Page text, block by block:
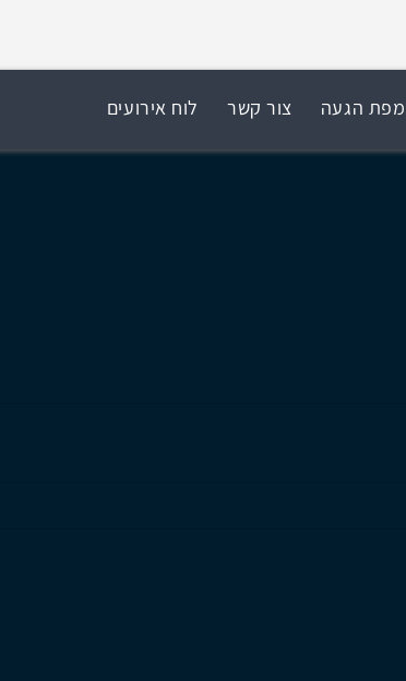
מפת הגעה צור קשר לוח אירועים